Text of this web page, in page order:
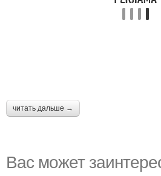
читать дальше →
Вас может